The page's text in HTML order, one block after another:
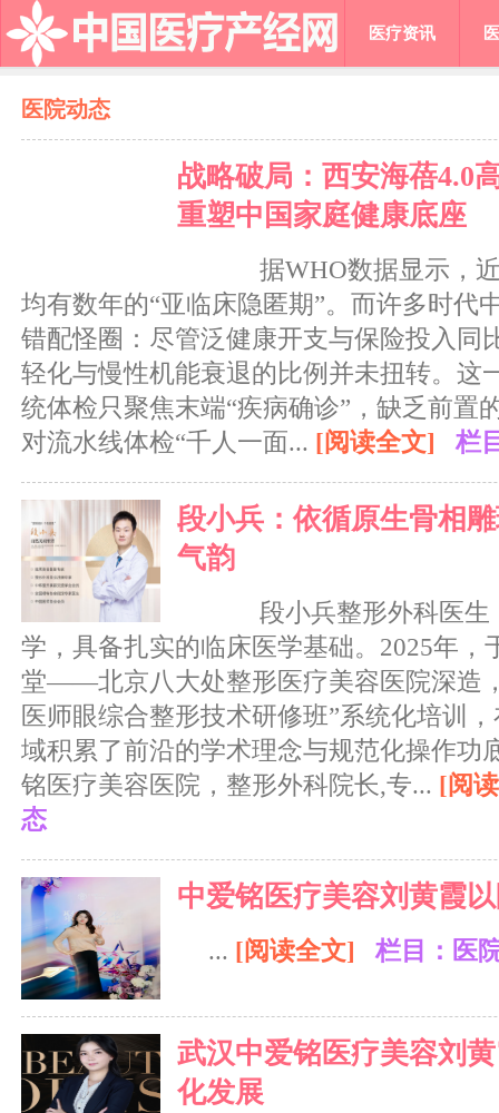
医疗资讯
医院动态
战略破局：西安海蓓4.0
重塑中国家庭健康底座
据WHO数据显示，近
均有数年的“亚临床隐匿期”。而许多时代
错配怪圈：尽管泛健康开支与保险投入同
轻化与慢性机能衰退的比例并未扭转。这
统体检只聚焦末端“疾病确诊”，缺乏前
对流水线体检“千人一面... [阅读全文] 栏
段小兵：依循原生骨相
气韵
段小兵整形外科医生
学，具备扎实的临床医学基础。2025年，
堂——北京八大处整形医疗美容医院深造
医师眼综合整形技术研修班”系统化培训
域积累了前沿的学术理念与规范化操作功
铭医疗美容医院，整形外科院长,专... [阅
态
中爱铭医疗美容刘黄霞
... [阅读全文] 栏目：医
武汉中爱铭医疗美容刘
化发展